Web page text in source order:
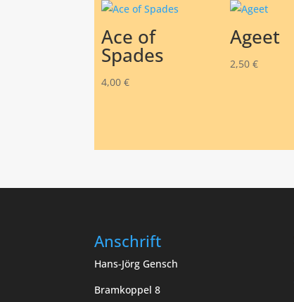
Ace of
Spades
4,00€
Ageet
2,50 €
Anschrift
Hans-Jörg Gensch
Bramkoppel 8